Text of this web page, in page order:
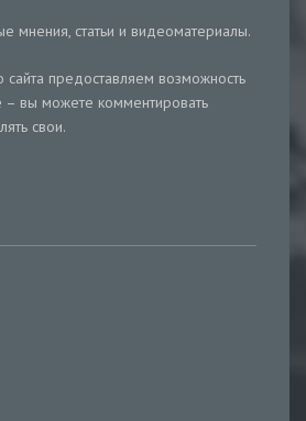
мнения, статьи и видеоматериалы.
сайта предоставляем возможность
– вы можете комментировать
свои.